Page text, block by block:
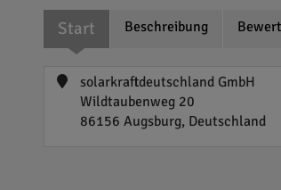
Start Beschreibung
solarkraftdeutschland GmbH
Wildtaubenweg 20
86156 Augsburg, Deutschland